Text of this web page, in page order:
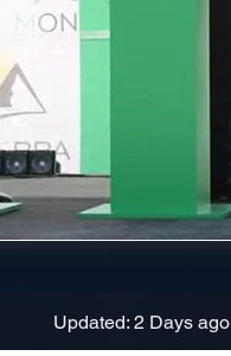
Updated: 2 Days ago